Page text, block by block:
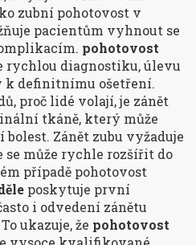
zubní pohotovost v
pacientům vyhnout se
pohotovost
rychlou diagnostiku, úlevu
k definitnímu ošetření.
proč lidé volají, je zánět
tkáně, který může
bolest. Zánět zubu vyžaduje
se může rychle rozšířit do
případě pohotovost
poskytuje první
i odvedení zánětu
ukazuje, že pohotovost